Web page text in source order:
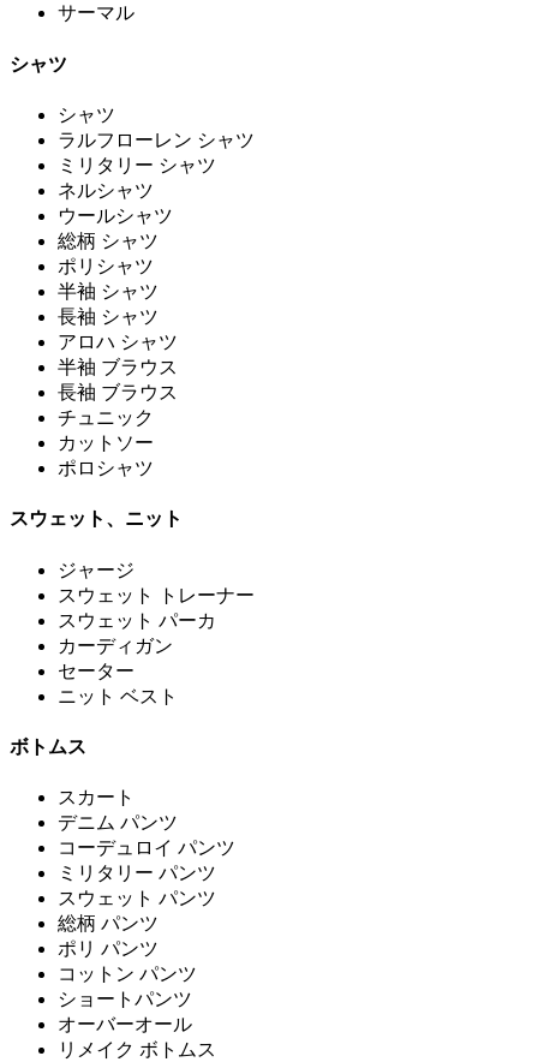
サーマル
シャツ
シャツ
ラルフローレン シャツ
ミリタリー シャツ
ネルシャツ
ウールシャツ
総柄 シャツ
ポリシャツ
半袖 シャツ
長袖 シャツ
アロハ シャツ
半袖 ブラウス
長袖 ブラウス
チュニック
カットソー
ポロシャツ
スウェット、ニット
ジャージ
スウェット トレーナー
スウェット パーカ
カーディガン
セーター
ニット ベスト
ボトムス
スカート
デニム パンツ
コーデュロイ パンツ
ミリタリー パンツ
スウェット パンツ
総柄 パンツ
ポリ パンツ
コットン パンツ
ショートパンツ
オーバーオール
リメイク ボトムス